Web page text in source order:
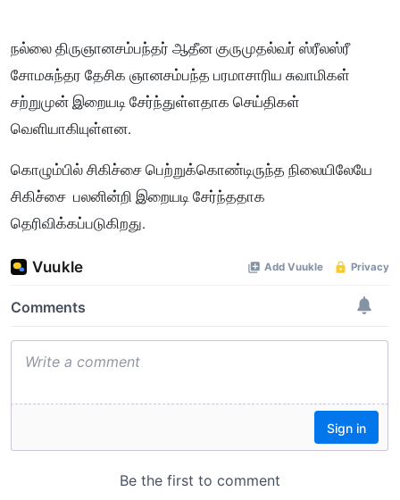
நல்லை திருஞானசம்பந்தர் ஆதீன குருமுதல்வர் ஸ்ரீலஸ்ரீ
சோமசுந்தர தேசிக ஞானசம்பந்த பரமாசாரிய சுவாமிகள்
சற்றுமுன் இறையடி சேர்ந்துள்ளதாக செய்திகள்
வெளியாகியுள்ளன.
கொழும்பில் சிகிச்சை பெற்றுக்கொண்டிருந்த நிலையிலேயே
சிகிச்சை பலனின்றி இறையடி சேர்ந்ததாக
தெரிவிக்கப்படுகிறது.